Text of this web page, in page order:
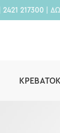
2421 217300 |